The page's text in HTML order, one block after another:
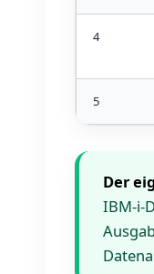
4
5
Der
IBM-i-